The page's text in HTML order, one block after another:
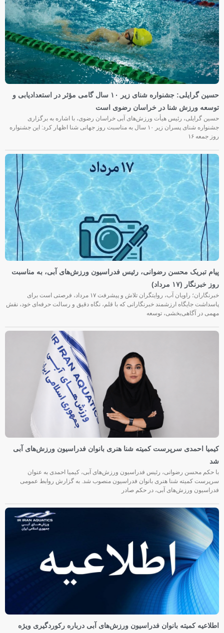
حسین گرایلی: جشنواره شنای زیر ۱۰ سال گامی مؤثر در استعدادیابی و
توسعه ورزش شنا در خراسان رضوی است
حسین گرایلی، رئیس هیأت ورزش‌های آبی خراسان رضوی، با اشاره به برگزاری
جشنواره شنای پسران زیر ۱۰ سال به مناسبت روز جهانی شنا اظهار کرد: این جشنواره
روز جمعه‌ ۱۶
پیام تبریک محسن رضوانی، رئیس فدراسیون ورزش‌های آبی، به مناسبت
روز خبرنگار (۱۷ مرداد)
خبرنگاران؛ راویان آب، روایتگران تلاش و پیشرفت ۱۷ مرداد، فرصتی است برای
پاسداشت جایگاه ارزشمند خبرنگارانی که با قلم، نگاه دقیق و رسالت حرفه‌ای خود، نقش
مهمی در آگاهی‌بخشی، توسعه
کیمیا احمدی سرپرست کمیته شنا هنری بانوان فدراسیون ورزش‌های آبی
شد
با حکم محسن رضوانی، رئیس فدراسیون ورزش‌های آبی، کیمیا احمدی به عنوان
سرپرست کمیته شنا هنری بانوان فدراسیون منصوب شد. به گزارش روابط عمومی
فدراسیون ورزش‌های آبی، در حکم صادر
اطلاعیه کمیته بانوان فدراسیون ورزش‌های آبی درباره رکوردگیری ویژه